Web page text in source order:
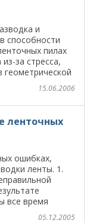
и
способности
пилах
за стресса,
15.06.2006
ленточных
ошибках,
ленты. 1.
все время
05.12.2005